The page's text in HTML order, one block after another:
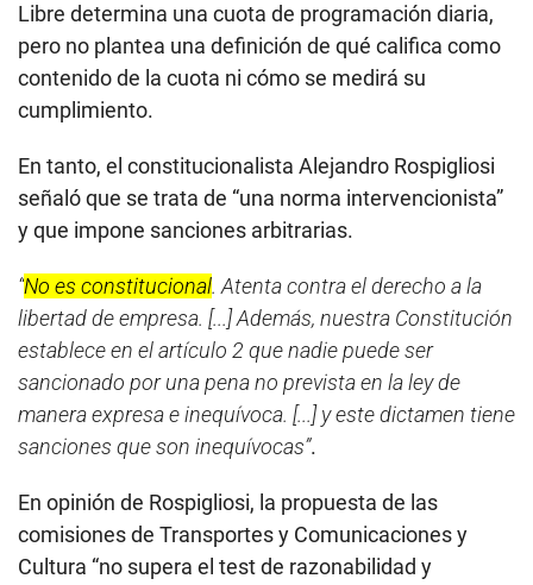
Libre determina una cuota de programación diaria,
pero no plantea una definición de qué califica como
contenido de la cuota ni cómo se medirá su
cumplimiento.
En tanto, el constitucionalista Alejandro Rospigliosi
señaló que se trata de “una norma intervencionista”
y que impone sanciones arbitrarias.
“No es constitucional. Atenta contra el derecho a la
libertad de empresa. [...] Además, nuestra Constitución
establece en el artículo 2 que nadie puede ser
sancionado por una pena no prevista en la ley de
manera expresa e inequívoca. [...] y este dictamen tiene
sanciones que son inequívocas”.
En opinión de Rospigliosi, la propuesta de las
comisiones de Transportes y Comunicaciones y
Cultura “no supera el test de razonabilidad y